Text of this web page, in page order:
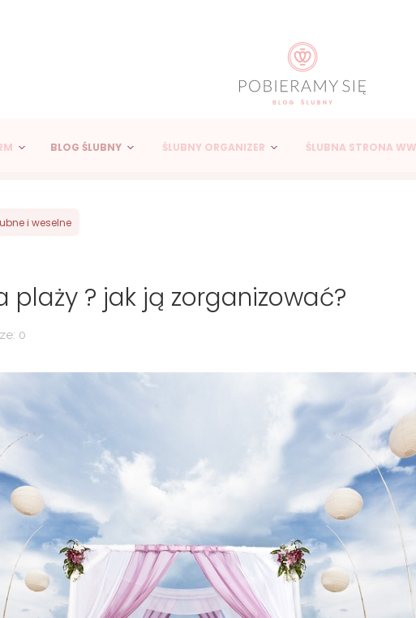
BLOG ŚLUBNY ŚLUBNY ORGANIZER ŚLUBNA STRONA
i weselne
plaży ? jak ją zorganizować?
0